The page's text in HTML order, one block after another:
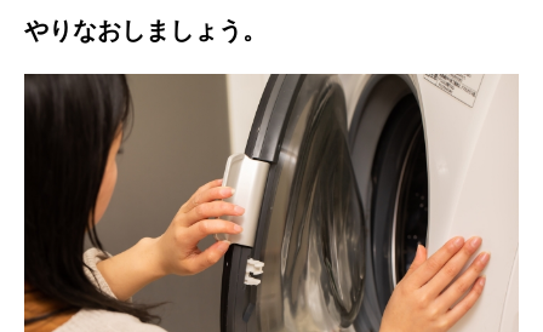
やりなおしましょう。